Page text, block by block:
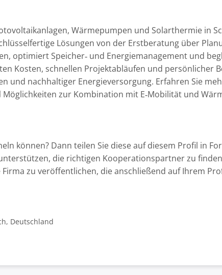
Wärmepumpen und Solarthermie in
Lösungen von der Erstberatung über
optimiert Speicher‑ und Energiemanagement und
Kosten, schnellen Projektabläufen und persönlicher
und nachhaltiger Energieversorgung. Erfahren Sie
zur Kombination mit E‑Mobilität und
können? Dann teilen Sie diese auf diesem Profil in
die richtigen Kooperationspartner zu
zu veröffentlichen, die anschließend auf Ihrem
Deutschland